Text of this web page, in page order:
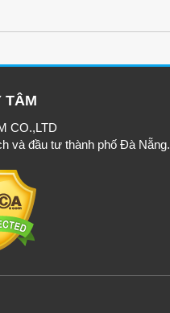
TÂM
CO.,LTD
và đầu tư thành phố Đà Nẵng.